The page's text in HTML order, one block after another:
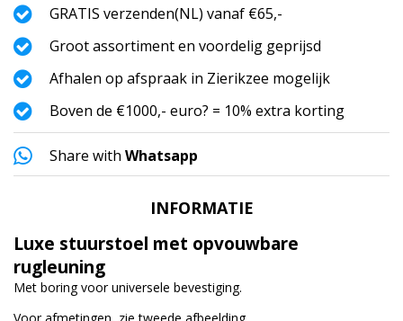
GRATIS verzenden(NL) vanaf €65,-
Groot assortiment en voordelig geprijsd
Afhalen op afspraak in Zierikzee mogelijk
Boven de €1000,- euro? = 10% extra korting
Share with Whatsapp
INFORMATIE
Luxe stuurstoel met opvouwbare
rugleuning
Met boring voor universele bevestiging.